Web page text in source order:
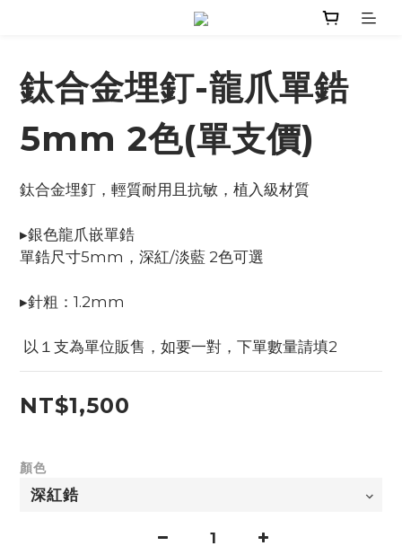
鈦合金埋釘-龍爪單鋯
5mm 2色(單支價)
鈦合金埋釘，輕質耐用且抗敏，植入級材質
▸銀色龍爪嵌單鋯
單鋯尺寸5mm，深紅/淡藍 2色可選
▸針粗：1.2mm
以１支為單位販售，如要一對，下單數量請填2
NT$1,500
顏色